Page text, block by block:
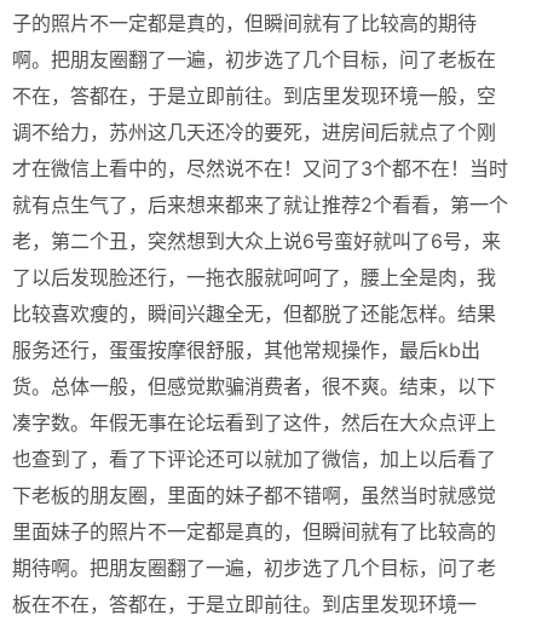
子的照片不一定都是真的，但瞬间就有了比较高的期待
啊。把朋友圈翻了一遍，初步选了几个目标，问了老板在
不在，答都在，于是立即前往。到店里发现环境一般，空
调不给力，苏州这几天还冷的要死，进房间后就点了个刚
才在微信上看中的，尽然说不在！又问了3个都不在！当时
就有点生气了，后来想来都来了就让推荐2个看看，第一个
老，第二个丑，突然想到大众上说6号蛮好就叫了6号，来
了以后发现脸还行，一拖衣服就呵呵了，腰上全是肉，我
比较喜欢瘦的，瞬间兴趣全无，但都脱了还能怎样。结果
服务还行，蛋蛋按摩很舒服，其他常规操作，最后kb出
货。总体一般，但感觉欺骗消费者，很不爽。结束，以下
凑字数。年假无事在论坛看到了这件，然后在大众点评上
也查到了，看了下评论还可以就加了微信，加上以后看了
下老板的朋友圈，里面的妹子都不错啊，虽然当时就感觉
里面妹子的照片不一定都是真的，但瞬间就有了比较高的
期待啊。把朋友圈翻了一遍，初步选了几个目标，问了老
板在不在，答都在，于是立即前往。到店里发现环境一